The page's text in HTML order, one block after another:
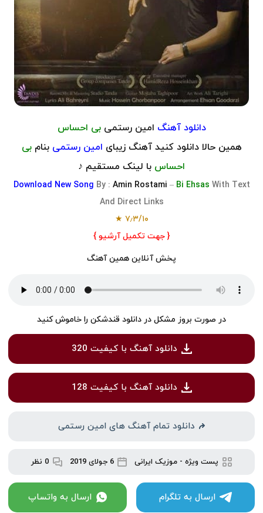
دانلود آهنگ امین رستمی بی احساس
همین حالا دانلود کنید آهنگ زیبای امین رستمی بنامبی
احساس با لینک مستقیم ♪
Download New Song By : Amin Rostami –Bi Ehsas With Text
And Direct Links
۷٫۳/۱۰ ★
{ جهت تکمیل آرشیو }
پخش آنلاین همین آهنگ
در صورت بروز مشکل در دانلود قندشکن را خاموش کنید
دانلود آهنگ با کیفیت 320
دانلود آهنگ با کیفیت 128
دانلود تمام آهنگ های امین رستمی
پست ویژه- موزیک ایرانی 6 جولای 2019 0 نظر
ارسال به تلگرام ارسال به واتساپ